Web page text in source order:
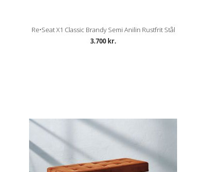
Re•Seat X1 Classic Brandy Semi Anilin Rustfrit Stål
3.700 kr.